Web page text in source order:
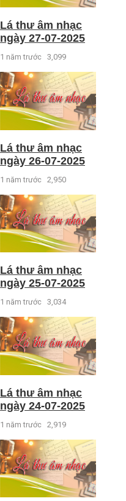
Lá thư âm nhạc
ngày 27-07-2025
1 năm trước 3,099
Lá thư âm nhạc
ngày 26-07-2025
1 năm trước 2,950
Lá thư âm nhạc
ngày 25-07-2025
1 năm trước 3,034
Lá thư âm nhạc
ngày 24-07-2025
1 năm trước 2,919